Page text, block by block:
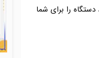
را برای شما